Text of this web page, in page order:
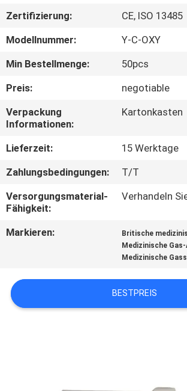
FABRIK-
AUSFLUG
QUALITÄTSKONTROLLE
TRETEN
SIE
MIT
IN
VERBINDUNG
SIE
EIN
Zertifizierung:
CE, ISO 13485
Modellnummer:
Y-C-OXY
Min Bestellmenge:
50pcs
Preis:
negotiable
Verpackung
Informationen:
Kartonkasten
Lieferzeit:
15 Werktage
Zahlungsbedingungen:
T/T
Versorgungsmaterial-
Fähigkeit:
Verhandeln
Markieren: Britische
Medizinische
Medizinische
BESTPREIS